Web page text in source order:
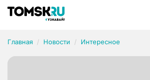
Главная Новости Интересное